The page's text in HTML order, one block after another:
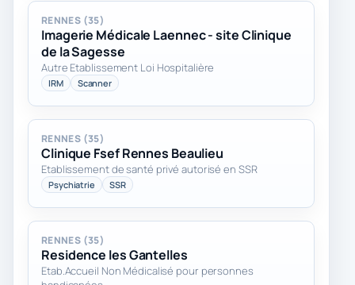
RENNES (35)
Imagerie Médicale Laennec - site Clinique
de la Sagesse
Autre Etablissement Loi Hospitalière
IRM Scanner
RENNES (35)
Clinique Fsef Rennes Beaulieu
Etablissement de santé privé autorisé en SSR
Psychiatrie SSR
RENNES (35)
Residence les Gantelles
Etab.Accueil Non Médicalisé pour personnes